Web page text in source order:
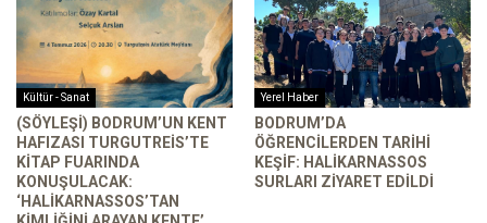
Kültür - Sanat
(SÖYLEŞI) BODRUM’UN KENT
HAFIZASI TURGUTREIS’TE
KITAP FUARINDA
KONUŞULACAK:
‘HALIKARNASSOS’TAN
Yerel Haber
BODRUM’DA
ÖĞRENCILERDEN TARIHI
KEŞIF: HALIKARNASSOS
SURLARI ZIYARET EDILDI